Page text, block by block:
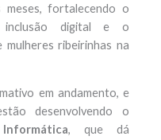
fortalecendo o
inclusão digital e o
ribeirinhas na
em andamento, e
desenvolvendo o
, que dá